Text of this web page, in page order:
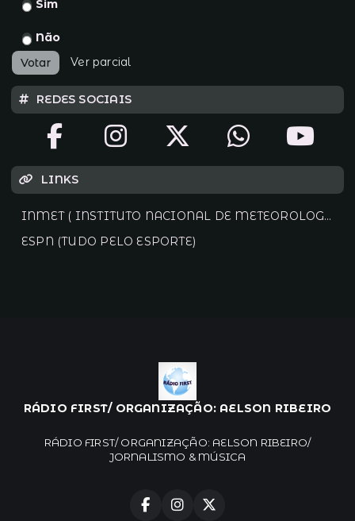
Sim
Não
Votar
Ver parcial
REDES SOCIAIS
LINKS
INMET ( INSTITUTO NACIONAL DE METEOROLOGIA)
ESPN (TUDO PELO ESPORTE)
RÁDIO FIRST/ ORGANIZAÇÃO: AELSON RIBEIRO
RÁDIO FIRST/ ORGANIZAÇÃO: AELSON RIBEIRO/
JORNALISMO & MÚSICA